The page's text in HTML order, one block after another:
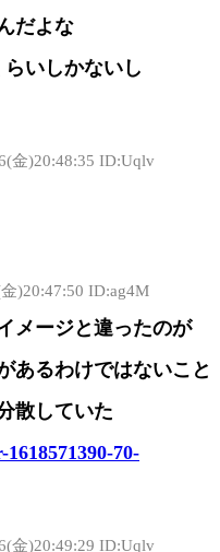
だよな
いしかないし
金)20:48:35 ID:Uqlv
)20:47:50 ID:ag4M
メージと違ったのが
あるわけではないこと
散していた
70-
金)20:49:29 ID:Uqlv